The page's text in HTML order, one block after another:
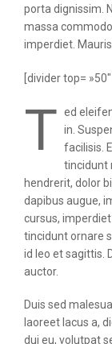
porta dignissim.
massa
imperdiet.
[divider top=
T ed
in.
facilisis.
tincidunt
hendrerit, dolor
dapibus augue,
cursus,
tincidunt ornare
id leo et sagittis.
auctor.
Duis sed
laoreet lacus a,
dui eu, volutpat